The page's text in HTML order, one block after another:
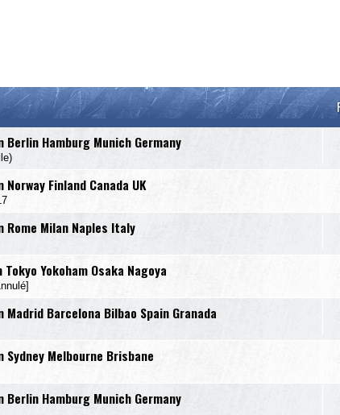
Hamburg Munich Germany
Finland Canada UK
Rome Milan Naples Italy
Yokoham Osaka Nagoya
Barcelona Bilbao Spain Granada
Melbourne Brisbane
Hamburg Munich Germany